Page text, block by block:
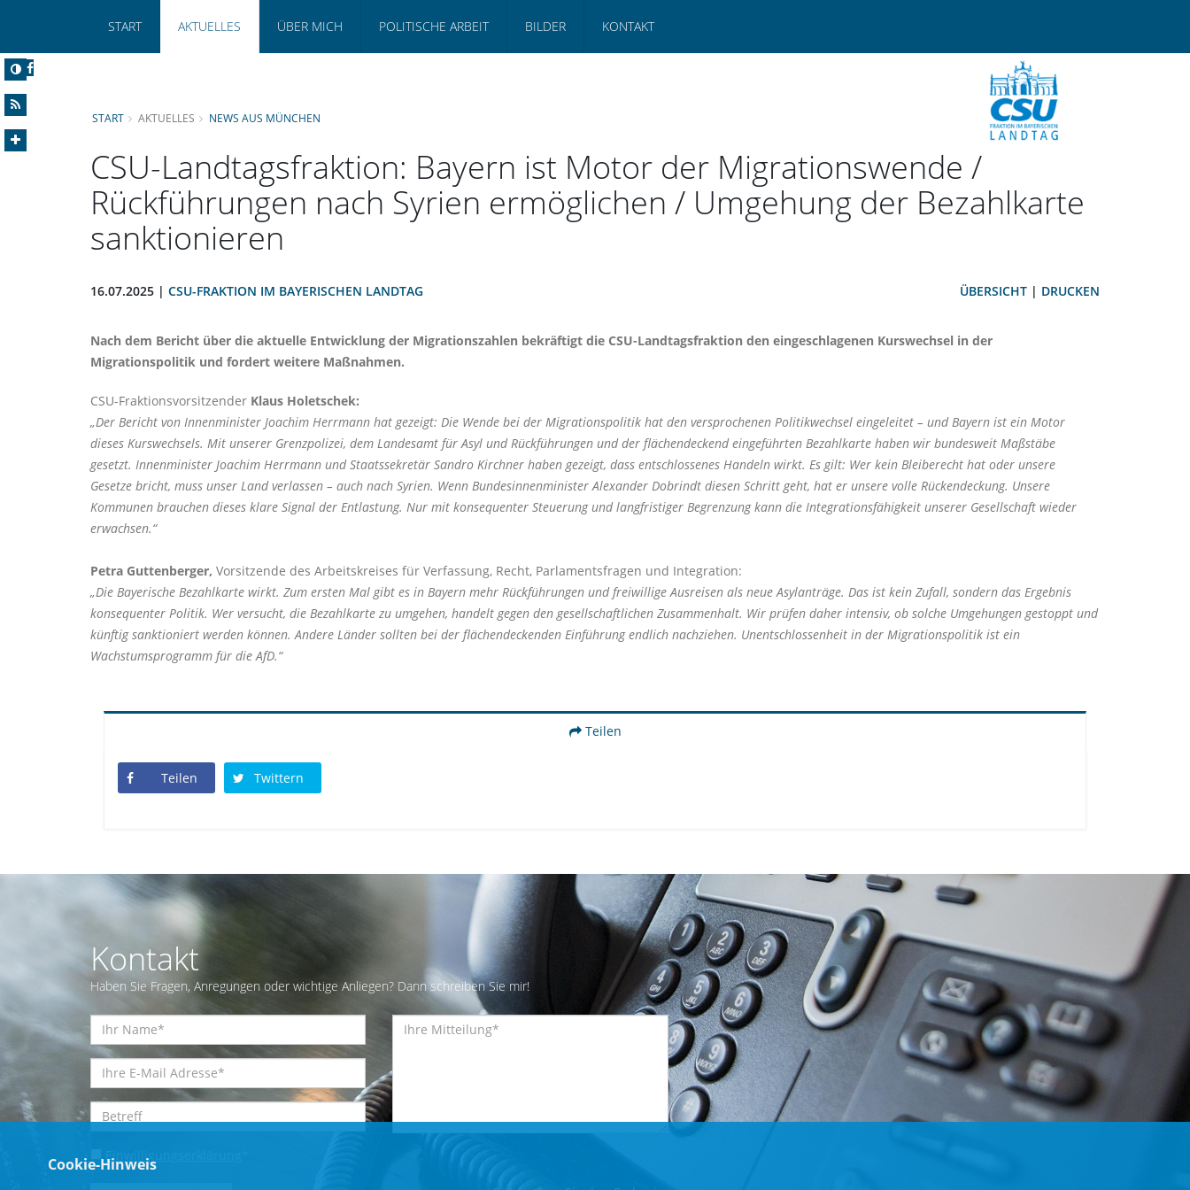
START AKTUELLES ÜBER MICH POLITISCHE ARBEIT BILDER KONTAKT
START AKTUELLES NEWS AUS MÜNCHEN
CSU-Landtagsfraktion: Bayern ist Motor der Migrationswende /
Rückführungen nach Syrien ermöglichen / Umgehung der Bezahlkarte
sanktionieren
16.07.2025 | CSU-FRAKTION IM BAYERISCHEN LANDTAG ÜBERSICHT | DRUCKEN
Nach dem Bericht über die aktuelle Entwicklung der Migrationszahlen bekräftigt die CSU-Landtagsfraktion den eingeschlagenen Kurswechsel in der
Migrationspolitik und fordert weitere Maßnahmen.
CSU-Fraktionsvorsitzender Klaus Holetschek:
Der Bericht von Innenminister Joachim Herrmann hat gezeigt: Die Wende bei der Migrationspolitik hat den versprochenen Politikwechsel eingeleitet – und Bayern ist ein Motor
dieses Kurswechsels. Mit unserer Grenzpolizei, dem Landesamt für Asyl und Rückführungen und der flächendeckend eingeführten Bezahlkarte haben wir bundesweit Maßstäbe
gesetzt. Innenminister Joachim Herrmann und Staatssekretär Sandro Kirchner haben gezeigt, dass entschlossenes Handeln wirkt. Es gilt: Wer kein Bleiberecht hat oder unsere
Gesetze bricht, muss unser Land verlassen – auch nach Syrien. Wenn Bundesinnenminister Alexander Dobrindt diesen Schritt geht, hat er unsere volle Rückendeckung. Unsere
Kommunen brauchen dieses klare Signal der Entlastung. Nur mit konsequenter Steuerung und langfristiger Begrenzung kann die Integrationsfähigkeit unserer Gesellschaft wieder
erwachsen.“
Petra Guttenberger, Vorsitzende des Arbeitskreises für Verfassung, Recht, Parlamentsfragen und Integration:
Die Bayerische Bezahlkarte wirkt. Zum ersten Mal gibt es in Bayern mehr Rückführungen und freiwillige Ausreisen als neue Asylanträge. Das ist kein Zufall, sondern das Ergebnis
konsequenter Politik. Wer versucht, die Bezahlkarte zu umgehen, handelt gegen den gesellschaftlichen Zusammenhalt. Wir prüfen daher intensiv, ob solche Umgehungen gestoppt und
künftig sanktioniert werden können. Andere Länder sollten bei der flächendeckenden Einführung endlich nachziehen. Unentschlossenheit in der Migrationspolitik ist ein
Wachstumsprogramm für die AfD.“
Teilen
Teilen Twittern
Kontakt
Haben Sie Fragen, Anregungen oder wichtige Anliegen? Dann schreiben Sie mir!
Einwilligungserklärung
Cookie-Hinweis